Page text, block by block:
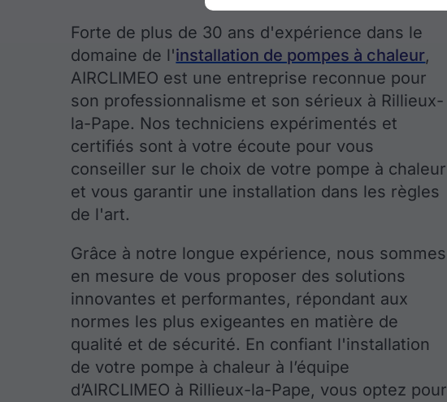
Forte de plus de 30 ans d'expérience dans le
domaine de l'installation de pompes à chaleur,
AIRCLIMEO est une entreprise reconnue pour
son professionnalisme et son sérieux à Rillieux-
la-Pape. Nos techniciens expérimentés et
certifiés sont à votre écoute pour vous
conseiller sur le choix de votre pompe à chaleur
et vous garantir une installation dans les règles
de l'art.
Grâce à notre longue expérience, nous sommes
en mesure de vous proposer des solutions
innovantes et performantes, répondant aux
normes les plus exigeantes en matière de
qualité et de sécurité. En confiant l'installation
de votre pompe à chaleur à l’équipe
d’AIRCLIMEO à Rillieux-la-Pape, vous optez pour